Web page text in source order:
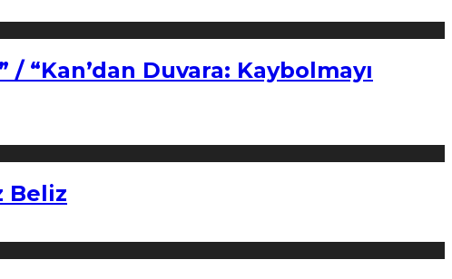
“Kan’dan Duvara: Kaybolmayı
Beliz